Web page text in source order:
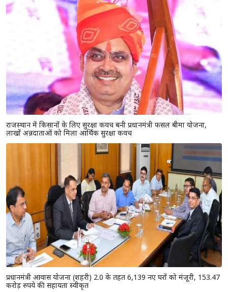
राजस्थान में किसानों के लिए सुरक्षा कवच बनी प्रधानमंत्री फसल बीमा योजना,
लाखों अन्नदाताओं को मिला आर्थिक सुरक्षा कवच
प्रधानमंत्री आवास योजना (शहरी) 2.0 के तहत 6,139 नए घरों को मंजूरी, 153.47
करोड़ रुपये की सहायता स्वीकृत